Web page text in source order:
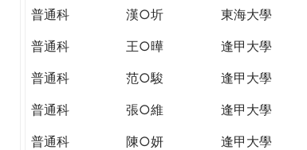
普通科
漢○圻 東海大學
普通科
王○曄 逢甲大學
普通科
范○駿 逢甲大學
普通科
張○維 逢甲大學
普通科
陳○妍 逢甲大學